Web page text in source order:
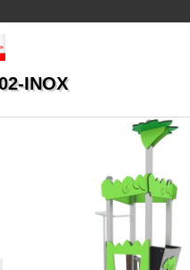
INOX